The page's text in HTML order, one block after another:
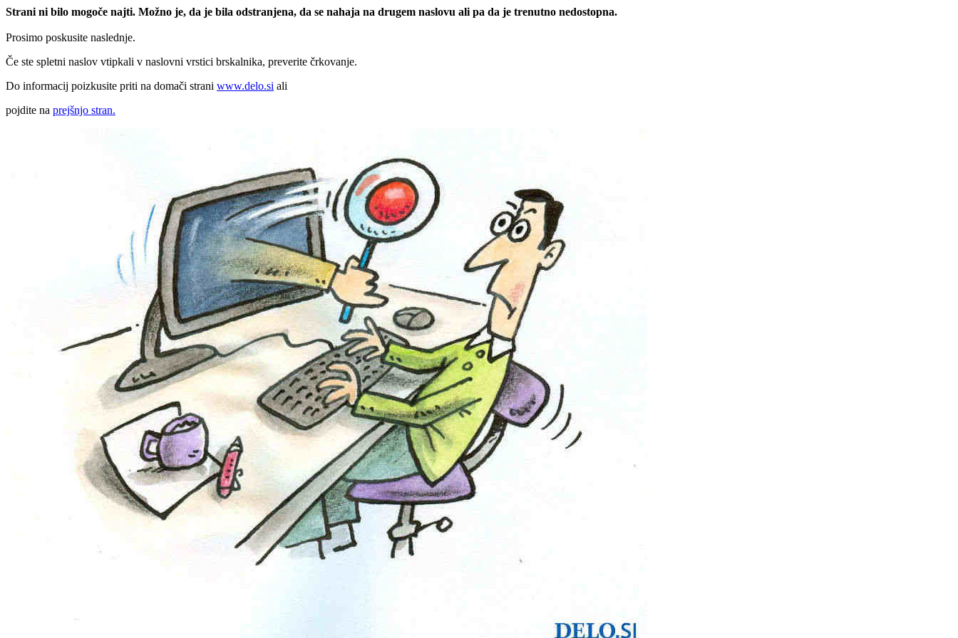
Strani ni bilo mogoče najti. Možno je, da je bila odstranjena, da se nahaja na drugem naslovu ali pa da je trenutno nedostopna.
Prosimo poskusite naslednje.
Če ste spletni naslov vtipkali v naslovni vrstici brskalnika, preverite črkovanje.
Do informacij poizkusite priti na domači strani www.delo.si ali
pojdite na prejšnjo stran.